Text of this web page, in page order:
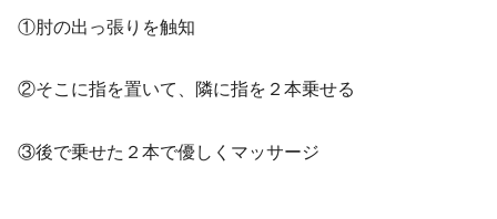
①肘の出っ張りを触知
②そこに指を置いて、隣に指を２本乗せる
③後で乗せた２本で優しくマッサージ